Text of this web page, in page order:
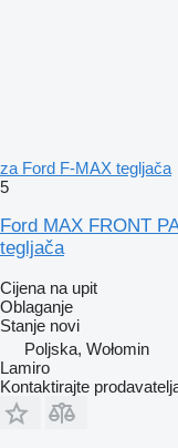
za Ford F-MAX tegljača
5
Ford MAX FRONT
tegljača
Cijena na upit
Oblaganje
Stanje novi
Poljska, Wołomin
Lamiro
Kontaktirajte